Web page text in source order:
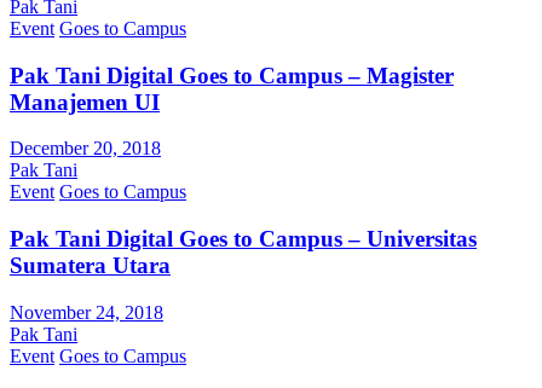
Pak Tani
Event Goes to Campus
Pak Tani Digital Goes to Campus – Magister
Manajemen UI
December 20, 2018
Pak Tani
Event Goes to Campus
Pak Tani Digital Goes to Campus – Universitas
Sumatera Utara
November 24, 2018
Pak Tani
Event Goes to Campus